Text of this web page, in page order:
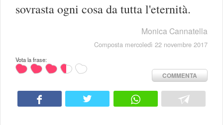
sovrasta ogni cosa da tutta l'eternità.
Monica Cannatella
Composta mercoledì 22 novembre 2017
Vota la frase:
COMMENTA